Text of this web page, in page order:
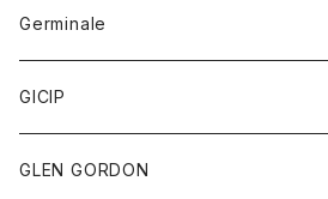
ボトム
アウター
パーカー
グッズ
ネクタイ
トップス
Germinale
靴
サンダル
GICIP
トップス
GLEN GORDON